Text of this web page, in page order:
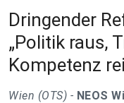
Dringender
„Politik raus,
Kompetenz
Wien (OTS) - NEOS